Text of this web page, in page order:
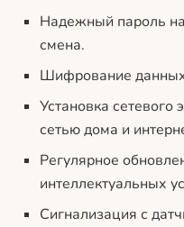
Надежный пароль
смена.
Шифрование
Установка сетевого
сетью дома и
Регулярное
интеллектуальных
Сигнализация с